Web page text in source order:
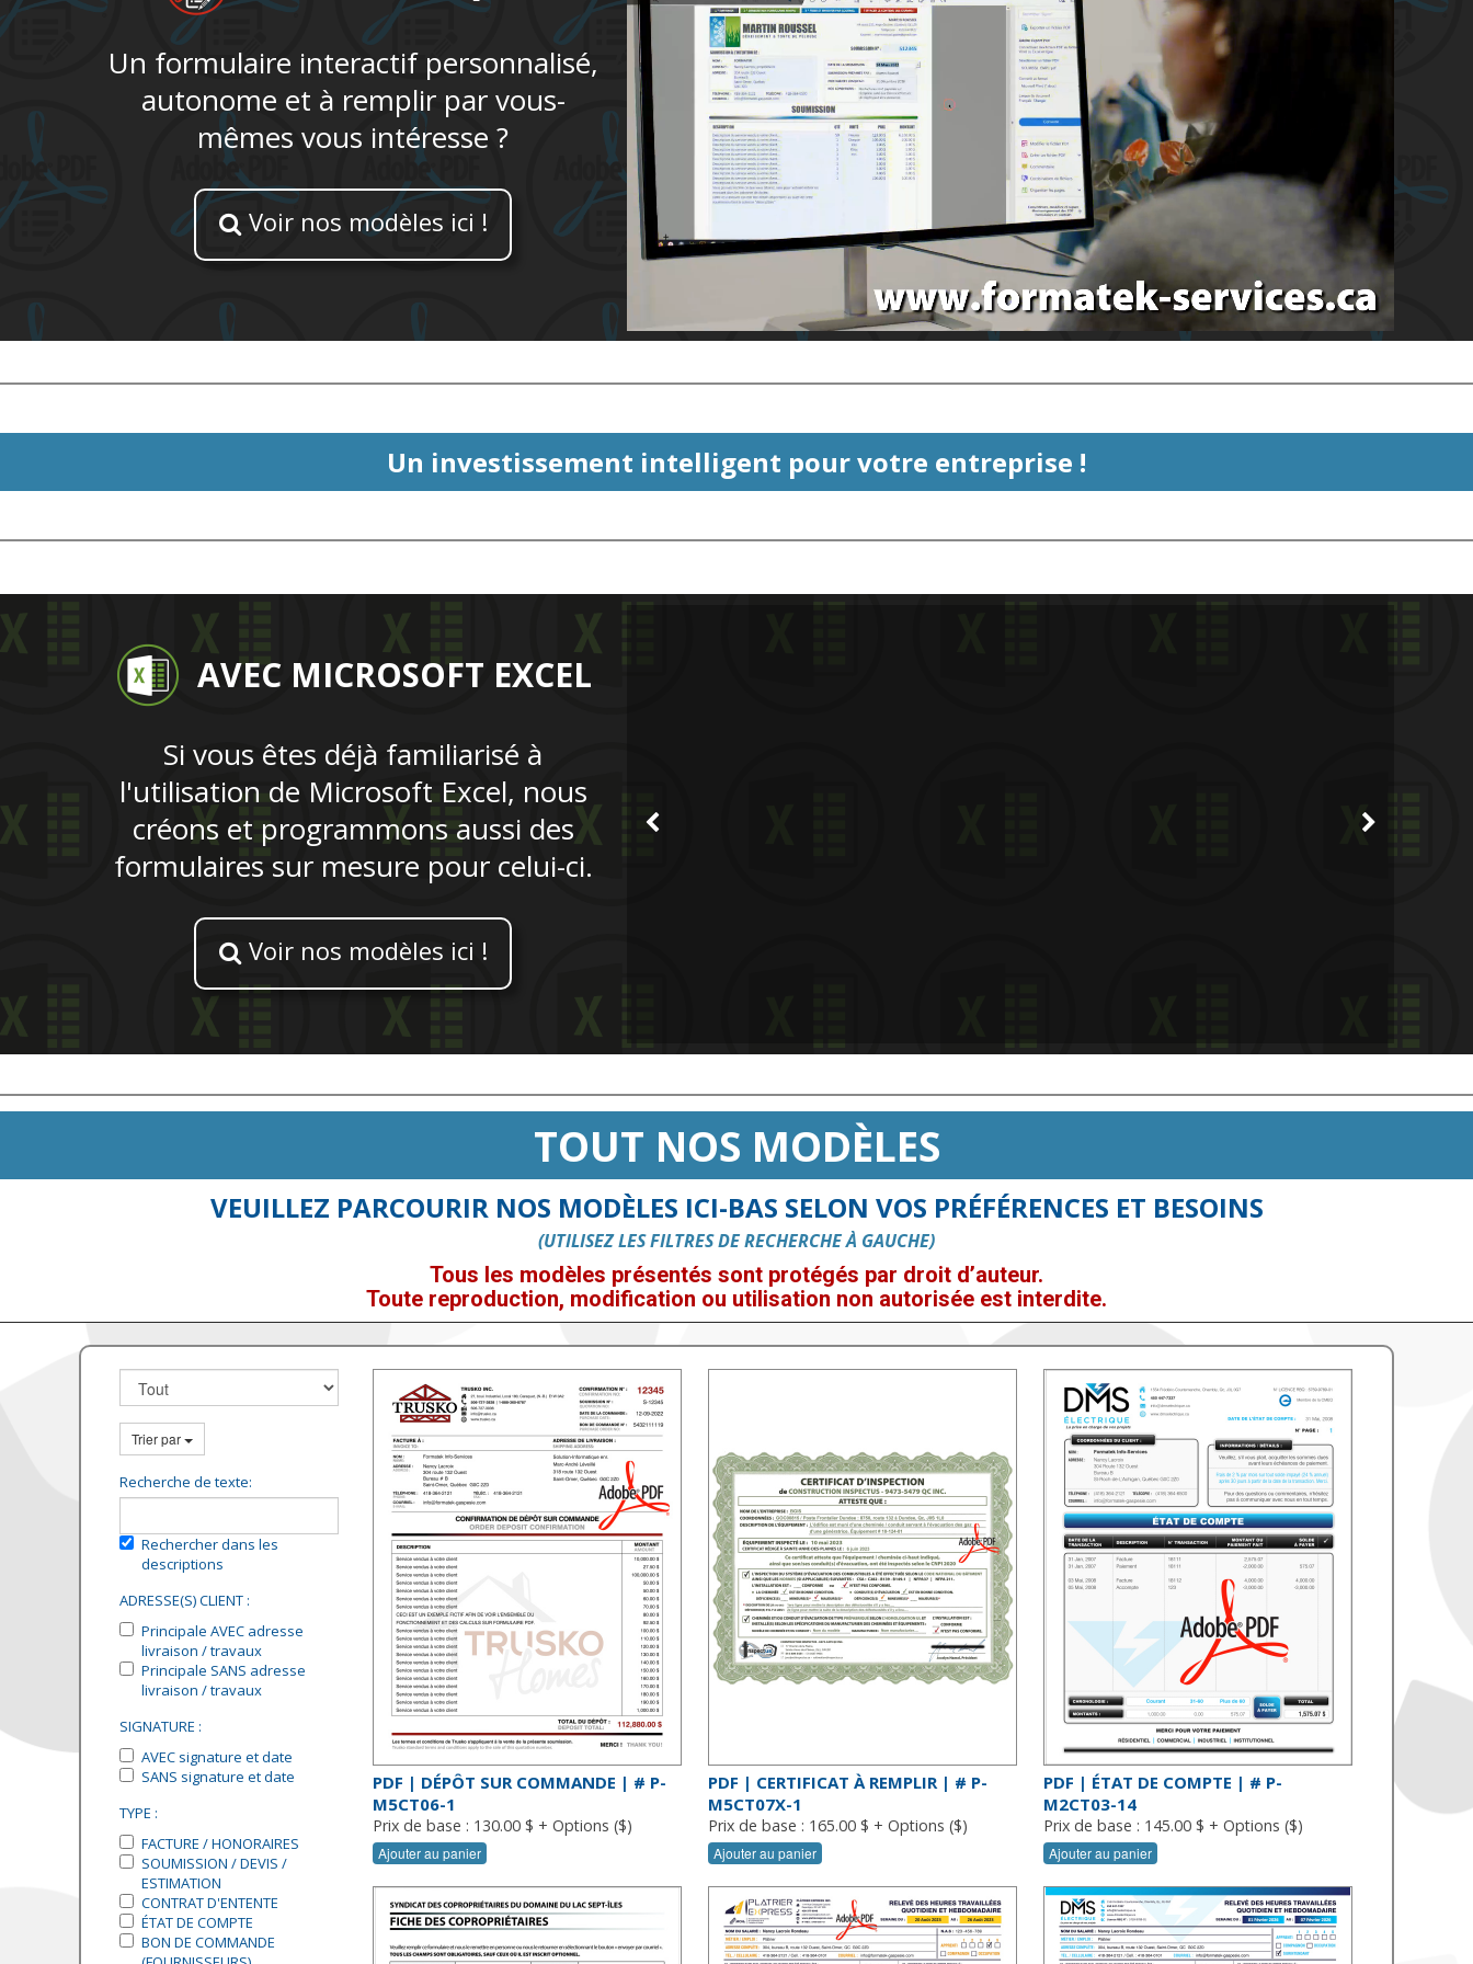
Un formulaire interactif personnalisé,
autonome et à remplir par vous-
mêmes vous intéresse ?
 Voir nos modèles ici !
Un investissement intelligent pour votre entreprise !
AVEC MICROSOFT EXCEL
Si vous êtes déjà familiarisé à
l'utilisation de Microsoft Excel, nous
créons et programmons aussi des
formulaires sur mesure pour celui-ci.
 Voir nos modèles ici !
TOUT NOS MODÈLES
VEUILLEZ PARCOURIR NOS MODÈLES ICI-BAS SELON VOS PRÉFÉRENCES ET BESOINS
(UTILISEZ LES FILTRES DE RECHERCHE À GAUCHE)
Tous les modèles présentés sont protégés par droit d’auteur.
Toute reproduction, modification ou utilisation non autorisée est interdite.
Trier par
Recherche de texte:
Rechercher dans les
descriptions
ADRESSE(S) CLIENT :
Principale AVEC adresse
livraison / travaux
Principale SANS adresse
livraison / travaux
SIGNATURE :
AVEC signature et date
SANS signature et date
TYPE :
FACTURE / HONORAIRES
SOUMISSION / DEVIS /
ESTIMATION
CONTRAT D'ENTENTE
ÉTAT DE COMPTE
BON DE COMMANDE
PDF | DÉPÔT SUR COMMANDE | # P-
M5CT06-1
Prix de base : 130.00 $ + Options ($)
Ajouter au panier
PDF | CERTIFICAT À REMPLIR | # P-
M5CT07X-1
Prix de base : 165.00 $ + Options ($)
Ajouter au panier
PDF | ÉTAT DE COMPTE | # P-
M2CT03-14
Prix de base : 145.00 $ + Options ($)
Ajouter au panier